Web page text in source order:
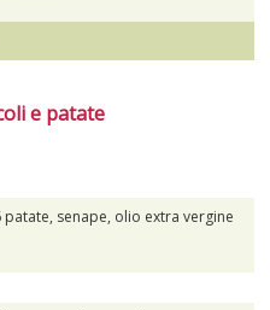
e patate
senape, olio extra vergine